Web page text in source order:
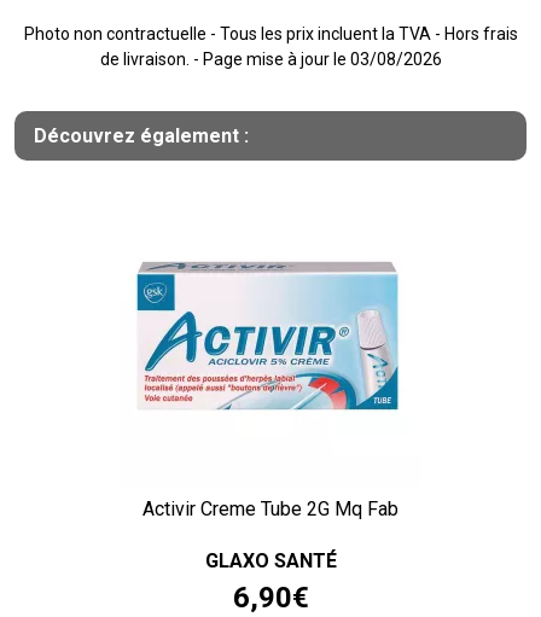
Photo non contractuelle - Tous les prix incluent la TVA - Hors frais
de livraison. - Page mise à jour le 03/08/2026
Découvrez également :
Activir Creme Tube 2G Mq Fab
GLAXO SANTÉ
6,90€